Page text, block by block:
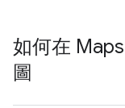
如何在
圖